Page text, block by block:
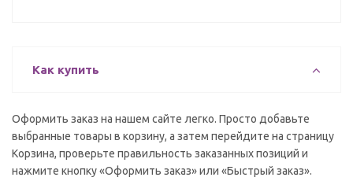
Как купить
Оформить заказ на нашем сайте легко. Просто добавьте
выбранные товары в корзину, а затем перейдите на страницу
Корзина, проверьте правильность заказанных позиций и
нажмите кнопку «Оформить заказ» или «Быстрый заказ».